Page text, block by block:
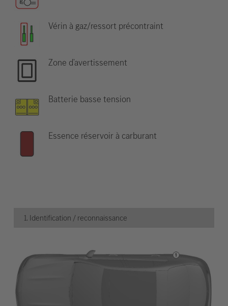
Vérin à gaz/ressort précontraint
Zone d'avertissement
Batterie basse tension
Essence réservoir à carburant
1. Identification / reconnaissance